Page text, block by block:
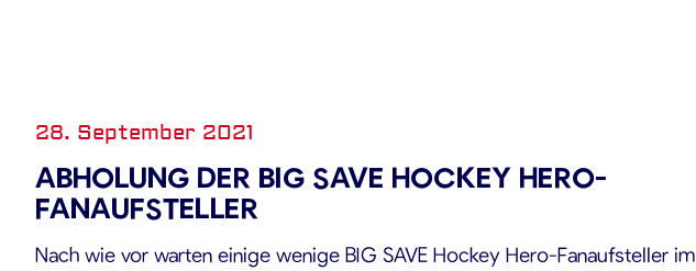
28. September 2021
ABHOLUNG DER BIG SAVE HOCKEY HERO-
FANAUFSTELLER
Nach wie vor warten einige wenige BIG SAVE Hockey Hero-Fanaufsteller im